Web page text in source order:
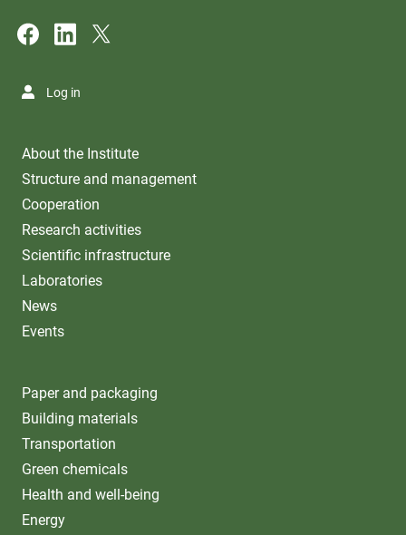
Log in
About the Institute
Structure and management
Cooperation
Research activities
Scientific infrastructure
Laboratories
News
Events
Paper and packaging
Building materials
Transportation
Green chemicals
Health and well-being
Energy